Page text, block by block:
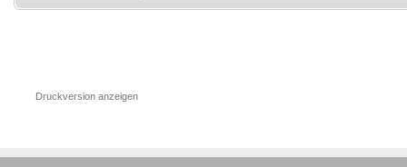
Druckversion anzeigen